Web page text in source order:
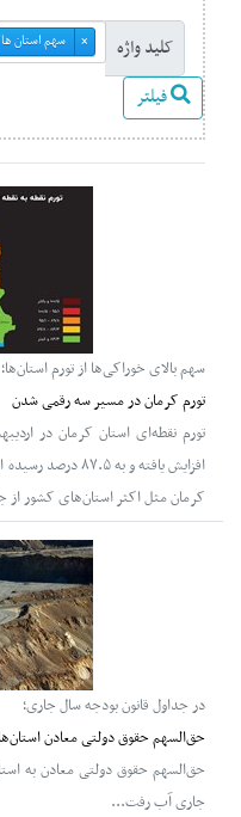
کلید واژه سهم استان ها ×
فیلتر
سهم بالای خوراکی‌ها از تورم استان‌ها؛
تورم کرمان در مسیر سه رقمی شدن
افزایش یافته و
کرمان مثل اکثر استان‌های کشور
در جداول قانون بودجه سال جاری؛
حق‌السهم حقوق دولتی معادن
حق‌السهم حقوق دولتی معادن به
جاری آب رفت...